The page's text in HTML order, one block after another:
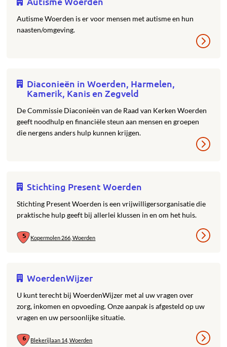
Autisme Woerden is er voor mensen met autisme en hun
naasten/omgeving.
Diaconieën in Woerden, Harmelen,
Kamerik, Kanis en Zegveld
De Commissie Diaconieën van de Raad van Kerken Woerden
geeft noodhulp en financiële steun aan mensen en groepen
die nergens anders hulp kunnen krijgen.
Stichting Present Woerden
Stichting Present Woerden is een vrijwilligersorganisatie die
praktische hulp geeft bij allerlei klussen in en om het huis.
Kopermolen 266, Woerden
WoerdenWijzer
U kunt terecht bij WoerdenWijzer met al uw vragen over
zorg, inkomen en opvoeding. Onze aanpak is afgesteld op uw
vragen en uw persoonlijke situatie.
Blekerijlaan 14, Woerden